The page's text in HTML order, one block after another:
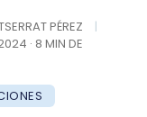
PÉREZ
|
· 8 MIN DE